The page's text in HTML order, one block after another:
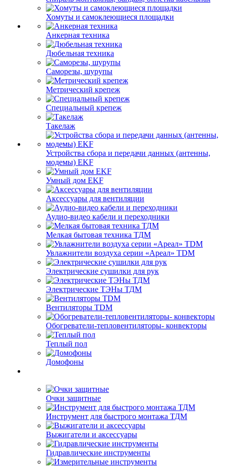
Хомуты и самоклеющиеся площадки
Анкерная техника
Дюбельная техника
Саморезы, шурупы
Метрический крепеж
Специальный крепеж
Такелаж
Устройства сбора и передачи данных (антенны,
модемы) EKF
Умный дом EKF
Аксессуары для вентиляции
Аудио-видео кабели и переходники
Мелкая бытовая техника ТДМ
Увлажнители воздуха серии «Ареал» TDM
Электрические сушилки для рук
Электрические ТЭНы ТДМ
Вентиляторы TDM
Обогреватели-тепловентиляторы- конвекторы
Теплый пол
Домофоны
Очки защитные
Инструмент для быстрого монтажа ТДМ
Выжигатели и аксессуары
Гидравлические инструменты